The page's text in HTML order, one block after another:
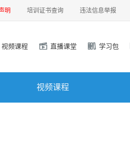
明 培训证书查询 违法信息举报
视频课程 直播课堂 学习包
视频课程